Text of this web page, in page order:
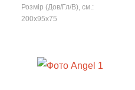
Розмір (Дов/Гл/В), см.:
200x95x75